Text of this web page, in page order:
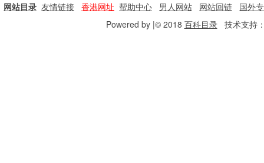
网站目录 友情链接 香港网址 帮助中心 男人网站 网站回链
国外
Powered by |© 2018 百科目录技术支持